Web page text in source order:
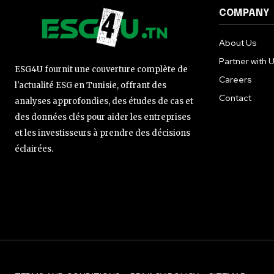
ESG4U fournit une couverture complète de
l'actualité ESG en Tunisie, offrant des
analyses approfondies, des études de cas et
des données clés pour aider les entreprises
et les investisseurs à prendre des décisions
éclairées.
COMPANY
About Us
Partner with
Careers
Contact